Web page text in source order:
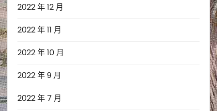
2022 年 12 月
2022 年 11 月
2022 年 10 月
2022 年 9 月
2022 年 7 月